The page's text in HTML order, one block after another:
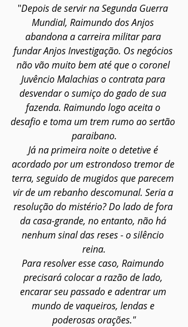
"Depois de servir na Segunda Guerra
Mundial, Raimundo dos Anjos
abandona a carreira militar para
fundar Anjos Investigação. Os negócios
não vão muito bem até que o coronel
Juvêncio Malachias o contrata para
desvendar o sumiço do gado de sua
fazenda. Raimundo logo aceita o
desafio e toma um trem rumo ao sertão
paraibano.
Já na primeira noite o detetive é
acordado por um estrondoso tremor de
terra, seguido de mugidos que parecem
vir de um rebanho descomunal. Seria a
resolução do mistério? Do lado de fora
da casa-grande, no entanto, não há
nenhum sinal das reses - o silêncio
reina.
Para resolver esse caso, Raimundo
precisará colocar a razão de lado,
encarar seu passado e adentrar um
mundo de vaqueiros, lendas e
poderosas orações."